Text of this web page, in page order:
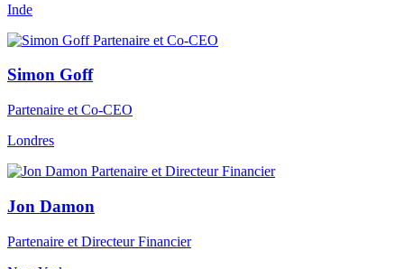
Inde
Simon Goff
Partenaire et Co-CEO
Londres
Jon Damon
Partenaire et Directeur Financier